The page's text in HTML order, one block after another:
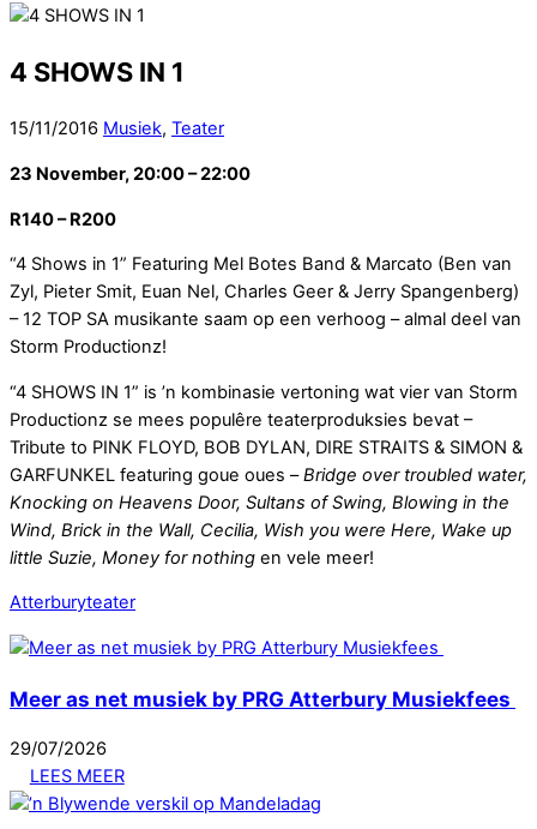
4 SHOWS IN 1
15/11/2016 Musiek, Teater
23 November, 20:00 –22:00
R140 – R200
“4 Shows in 1” Featuring Mel Botes Band & Marcato (Ben van
Zyl, Pieter Smit, Euan Nel, Charles Geer & Jerry Spangenberg)
– 12 TOP SA musikante saam op een verhoog – almal deel van
Storm Productionz!
“4 SHOWS IN 1” is ’n kombinasie vertoning wat vier van Storm
Productionz se mees populêre teaterproduksies bevat –
Tribute to PINK FLOYD, BOB DYLAN, DIRE STRAITS & SIMON &
GARFUNKEL featuring goue oues –Bridge over troubled water,
Knocking on Heavens Door, Sultans of Swing, Blowing in the
Wind, Brick in the Wall, Cecilia, Wish you were Here, Wake up
little Suzie, Money for nothing en vele meer!
Atterburyteater
Meer as net musiek by PRG Atterbury Musiekfees
29/07/2026
LEES MEER